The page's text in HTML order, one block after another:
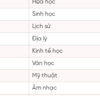
Hóa học
Sinh học
Lịch sử
Địa lý
Kinh tế học
Văn học
Mỹ thuật
Âm nhạc